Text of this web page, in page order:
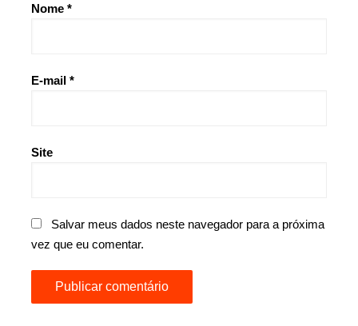
Nome *
E-mail *
Site
Salvar meus dados neste navegador para a próxima
vez que eu comentar.